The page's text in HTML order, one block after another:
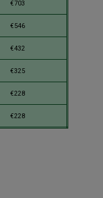
€703
€546
€432
€325
€228
€228